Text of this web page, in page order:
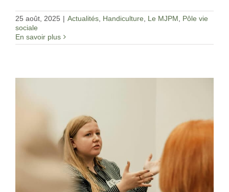
25 août, 2025 | Actualités Handiculture Le MJPM
Pôle vie
sociale
En savoir plus